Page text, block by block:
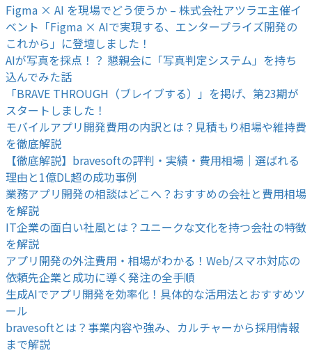
Figma × AI を現場でどう使うか – 株式会社アツラエ主催イ
ベント「Figma × AIで実現する、エンタープライズ開発の
これから」に登壇しました！
AIが写真を採点！？ 懇親会に「写真判定システム」を持ち
込んでみた話
「BRAVE THROUGH（ブレイブする）」を掲げ、第23期が
スタートしました！
モバイルアプリ開発費用の内訳とは？見積もり相場や維持費
を徹底解説
【徹底解説】bravesoftの評判・実績・費用相場｜選ばれる
理由と1億DL超の成功事例
業務アプリ開発の相談はどこへ？おすすめの会社と費用相場
を解説
IT企業の面白い社風とは？ユニークな文化を持つ会社の特徴
を解説
アプリ開発の外注費用・相場がわかる！Web/スマホ対応の
依頼先企業と成功に導く発注の全手順
生成AIでアプリ開発を効率化！具体的な活用法とおすすめツ
ール
bravesoftとは？事業内容や強み、カルチャーから採用情報
まで解説